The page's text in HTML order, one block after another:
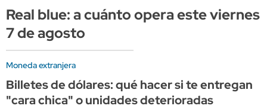
Real blue: a cuánto opera este viernes
7 de agosto
Moneda extranjera
Billetes de dólares: qué hacer si te entregan
"cara chica" o unidades deterioradas